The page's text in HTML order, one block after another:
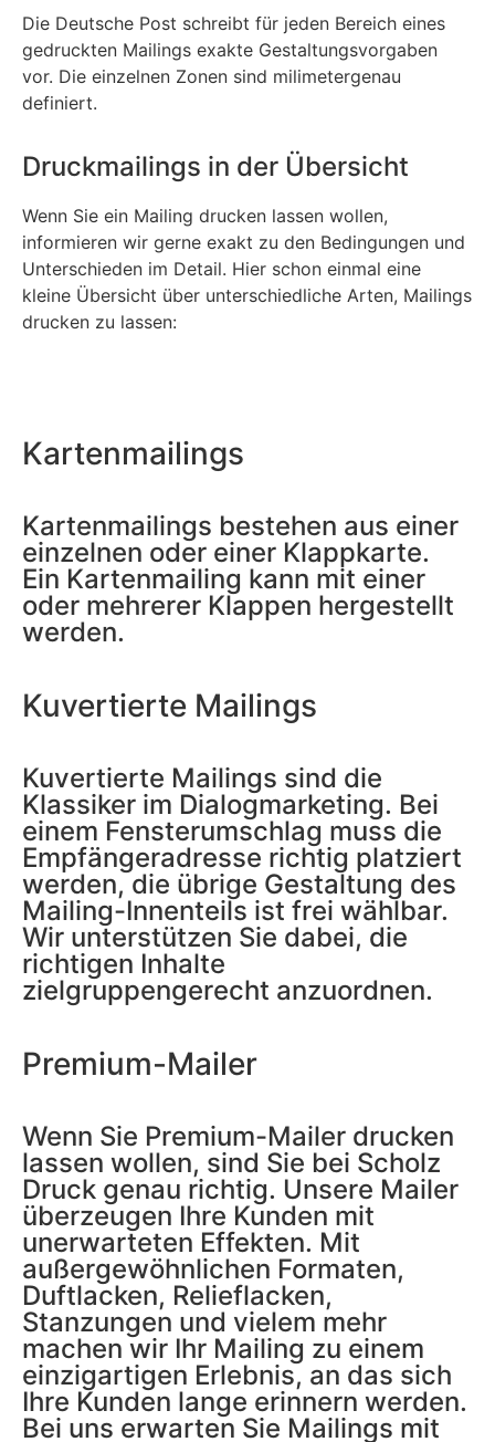
Die Deutsche Post schreibt für jeden Bereich eines
gedruckten Mailings exakte Gestaltungsvorgaben
vor. Die einzelnen Zonen sind milimetergenau
definiert.
Druckmailings in der Übersicht
Wenn Sie ein Mailing drucken lassen wollen,
informieren wir gerne exakt zu den Bedingungen und
Unterschieden im Detail. Hier schon einmal eine
kleine Übersicht über unterschiedliche Arten, Mailings
drucken zu lassen:
Kartenmailings
Kartenmailings bestehen aus einer
einzelnen oder einer Klappkarte.
Ein Kartenmailing kann mit einer
oder mehrerer Klappen hergestellt
werden.
Kuvertierte Mailings
Kuvertierte Mailings sind die
Klassiker im Dialogmarketing. Bei
einem Fensterumschlag muss die
Empfängeradresse richtig platziert
werden, die übrige Gestaltung des
Mailing-Innenteils ist frei wählbar.
Wir unterstützen Sie dabei, die
richtigen Inhalte
zielgruppengerecht anzuordnen.
Premium-Mailer
Wenn Sie Premium-Mailer drucken
lassen wollen, sind Sie bei Scholz
Druck genau richtig. Unsere Mailer
überzeugen Ihre Kunden mit
unerwarteten Effekten. Mit
außergewöhnlichen Formaten,
Duftlacken, Relieflacken,
Stanzungen und vielem mehr
machen wir Ihr Mailing zu einem
einzigartigen Erlebnis, an das sich
Ihre Kunden lange erinnern werden.
Bei uns erwarten Sie Mailings mit